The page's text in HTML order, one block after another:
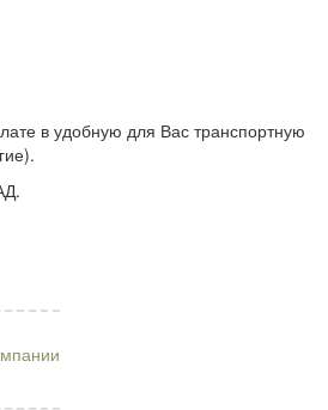
в удобную для Вас транспортную